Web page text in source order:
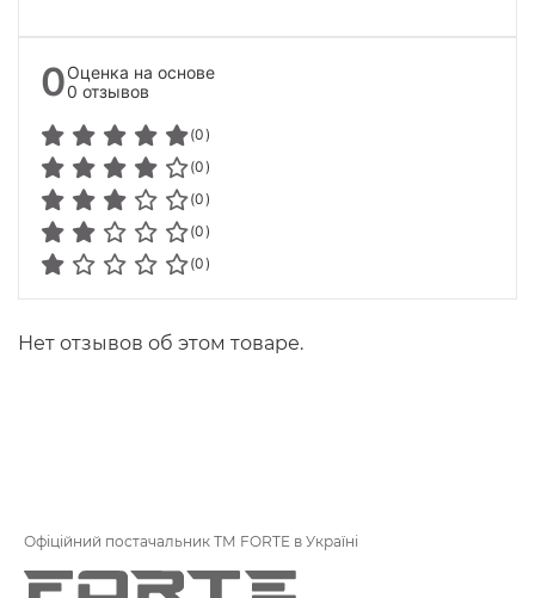
0Оценка на основе
0 отзывов
(0)
(0)
(0)
(0)
(0)
Нет отзывов об этом товаре.
Офіційний постачальник ТМ FORTE в Україні